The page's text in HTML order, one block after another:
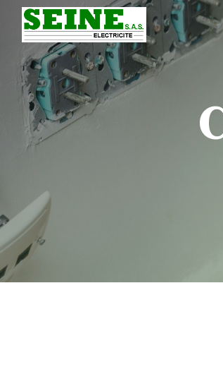
Panneau de gestion des cookies